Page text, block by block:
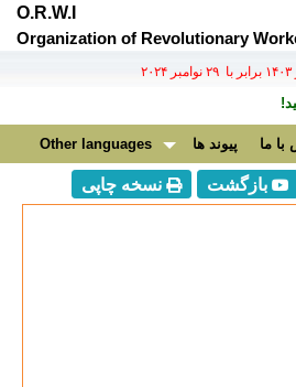
O.R.W.I
Organization of Revolutionary
با ما پیوند ها Other languages
بازگشت نسخه چاپی